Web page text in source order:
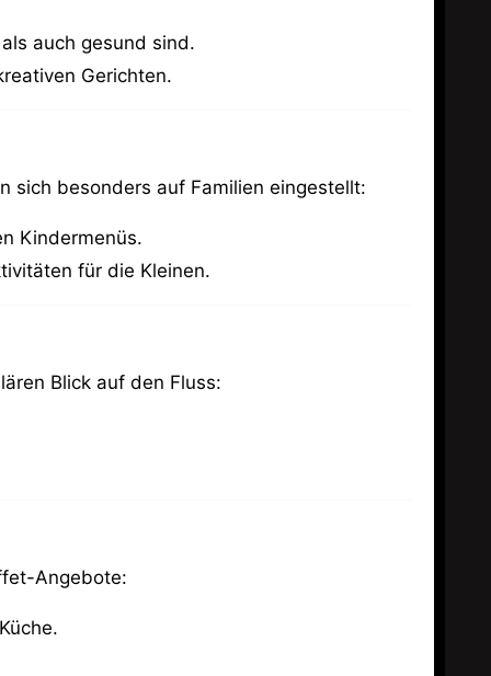
auch gesund sind.
Gerichten.
sich besonders auf Familien eingestellt:
Kindermenüs.
für die Kleinen.
Blick auf den Fluss:
Angebote: